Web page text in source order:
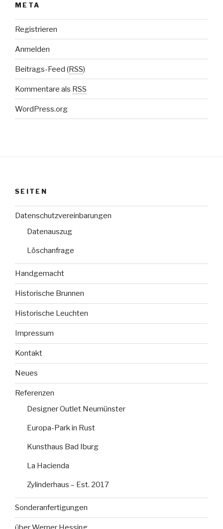
META
Registrieren
Anmelden
Beitrags-Feed (RSS)
Kommentare als RSS
WordPress.org
SEITEN
Datenschutzvereinbarungen
Datenauszug
Löschanfrage
Handgemacht
Historische Brunnen
Historische Leuchten
Impressum
Kontakt
Neues
Referenzen
Designer Outlet Neumünster
Europa-Park in Rust
Kunsthaus Bad Iburg
La Hacienda
Zylinderhaus – Est. 2017
Sonderanfertigungen